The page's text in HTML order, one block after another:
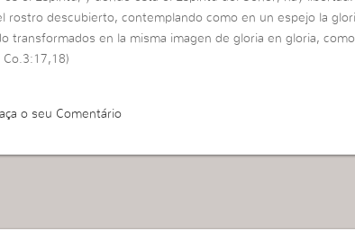
rostro descubierto, contemplando como en un espejo la
transformados en la misma imagen de gloria en gloria, como
o seu Comentário